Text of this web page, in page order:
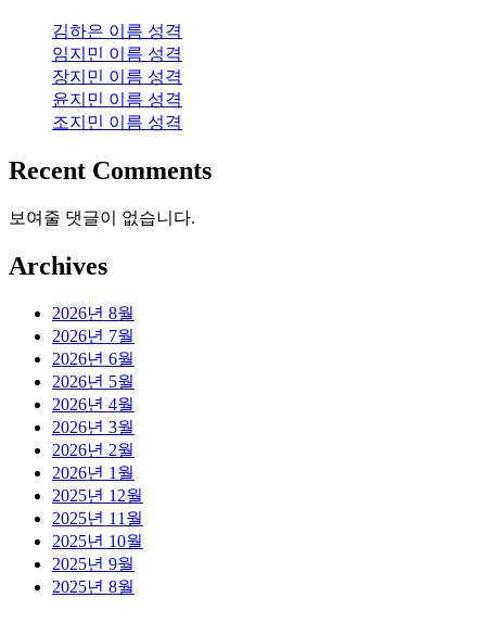
김하은 이름 성격
임지민 이름 성격
장지민 이름 성격
윤지민 이름 성격
조지민 이름 성격
Recent Comments
보여줄 댓글이 없습니다.
Archives
2026년 8월
2026년 7월
2026년 6월
2026년 5월
2026년 4월
2026년 3월
2026년 2월
2026년 1월
2025년 12월
2025년 11월
2025년 10월
2025년 9월
2025년 8월